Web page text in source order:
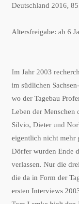
Deutschland 2016,
Altersfreigabe: ab 6
Im Jahr 2003
im südlichen
wo der Tagebau
Leben der Menschen
Silvio, Dieter und
eigentlich nicht mehr
Dörfer wurden Ende
verlassen. Nur die
die da in Form der
ersten Interviews